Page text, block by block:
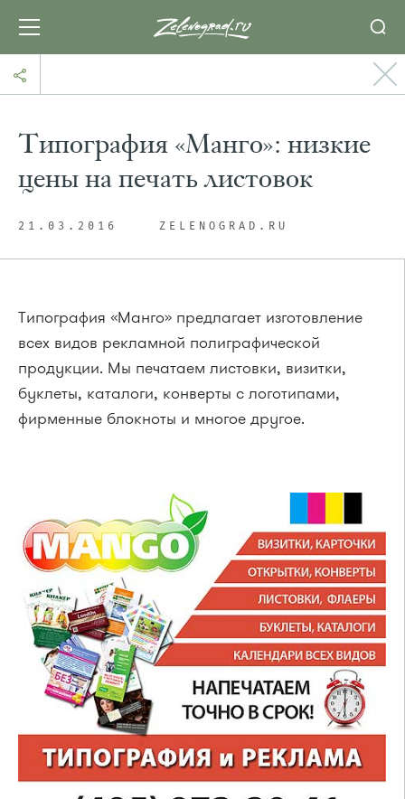
Типография «Манго»: низкие
цены на печать листовок
21.03.2016 ZELENOGRAD.RU
Типография «Манго» предлагает изготовление
всех видов рекламной полиграфической
продукции. Мы печатаем листовки, визитки,
буклеты, каталоги, конверты с логотипами,
фирменные блокноты и многое другое.